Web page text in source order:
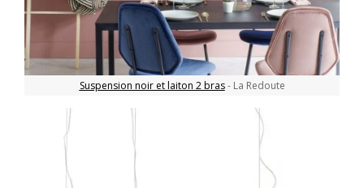
Suspension noir et laiton 2 bras- La Redoute